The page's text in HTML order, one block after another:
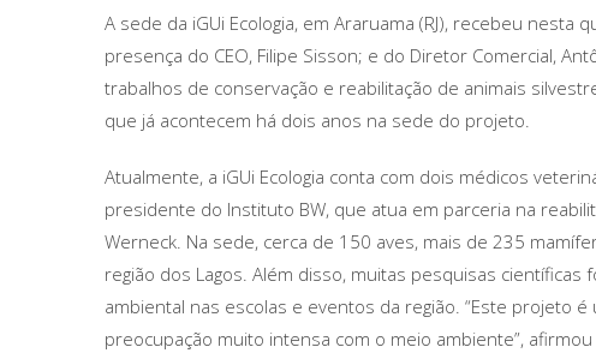
A sede da iGUi Ecologia, em Araruama (RJ), recebeu
presença do CEO, Filipe Sisson; e do Diretor Comercial,
trabalhos de conservação e reabilitação de animais
que já acontecem há dois anos na sede do projeto.
Atualmente, a iGUi Ecologia conta com dois médicos
presidente do Instituto BW, que atua em parceria na
Werneck. Na sede, cerca de 150 aves, mais de 235
região dos Lagos. Além disso, muitas pesquisas
ambiental nas escolas e eventos da região. “Este projeto
preocupação muito intensa com o meio ambiente”, afirmou